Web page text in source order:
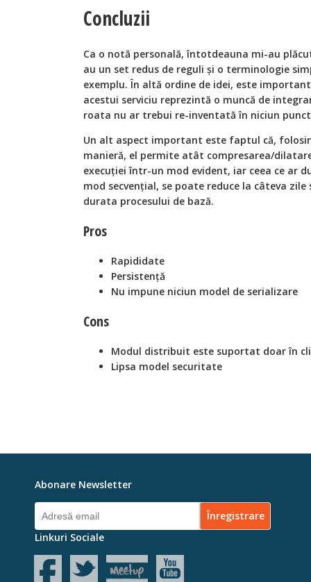
Concluzii
Ca o notă personală, întotdeauna mi-au
au un set redus de reguli și o terminologie
exemplu. În altă ordine de idei, este
acestui serviciu reprezintă o muncă de
roata nu ar trebui re-inventată în niciun
Un alt aspect important este faptul că,
manieră, el permite atât compresarea/
execuției într-un mod evident, iar ceea ce ar
mod secvențial, se poate reduce la câteva
durata procesului de bază.
Pros
Rapididate
Persistență
Nu impune niciun model de serializare
Cons
Modul distribuit este suportat doar în
Lipsa model securitate
Abonare Newsletter
Linkuri Sociale